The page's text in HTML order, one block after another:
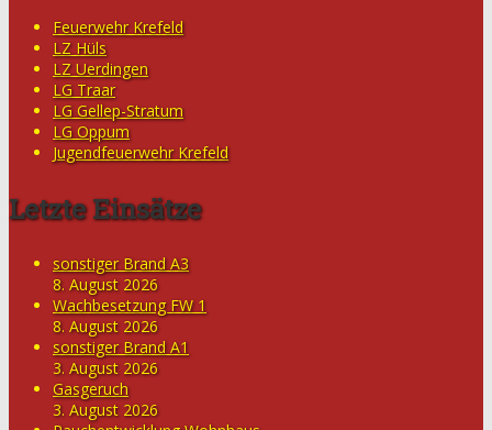
Feuerwehr Krefeld
LZ Hüls
LZ Uerdingen
LG Traar
LG Gellep-Stratum
LG Oppum
Jugendfeuerwehr Krefeld
Letzte Einsätze
sonstiger Brand A3
8. August 2026
Wachbesetzung FW 1
8. August 2026
sonstiger Brand A1
3. August 2026
Gasgeruch
3. August 2026